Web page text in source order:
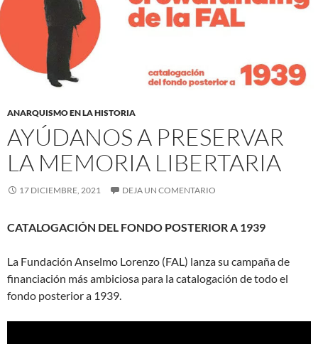
ANARQUISMO EN LA HISTORIA
AYÚDANOS A PRESERVAR
LA MEMORIA LIBERTARIA
17 DICIEMBRE, 2021 DEJA UN COMENTARIO
CATALOGACIÓN DEL FONDO POSTERIOR A 1939
La Fundación Anselmo Lorenzo (FAL) lanza su campaña de
financiación más ambiciosa para la catalogación de todo el
fondo posterior a 1939.